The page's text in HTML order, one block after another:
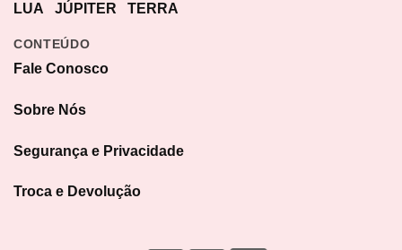
LUA JÚPITER TERRA
CONTEÚDO
Fale Conosco
Sobre Nós
Segurança e Privacidade
Troca e Devolução